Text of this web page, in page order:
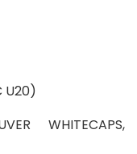
U20)
WHITECAPS,